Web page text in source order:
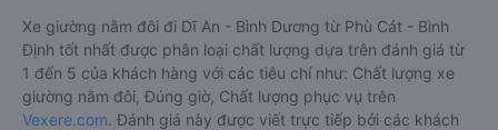
Xe giường nằm đôi đi Dĩ An - Bình Dương từ Phù Cát - Bình
Định tốt nhất được phân loại chất lượng dựa trên đánh giá từ
1 đến 5 của khách hàng với các tiêu chí như: Chất lượng xe
giường nằm đôi, Đúng giờ, Chất lượng phục vụ trên
Vexere.com. Đánh giá này được viết trực tiếp bởi các khách